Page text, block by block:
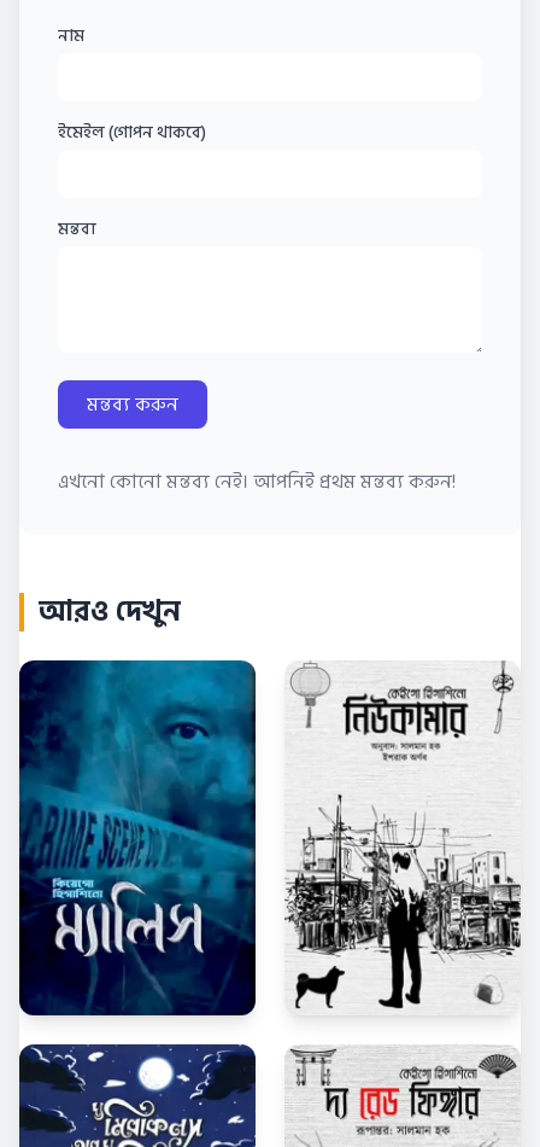
নাম
ইমেইল (গোপন থাকবে)
মন্তব্য
মন্তব্য করুন
এখনো কোনো মন্তব্য নেই। আপনিই প্রথম মন্তব্য করুন!
আরও দেখুন